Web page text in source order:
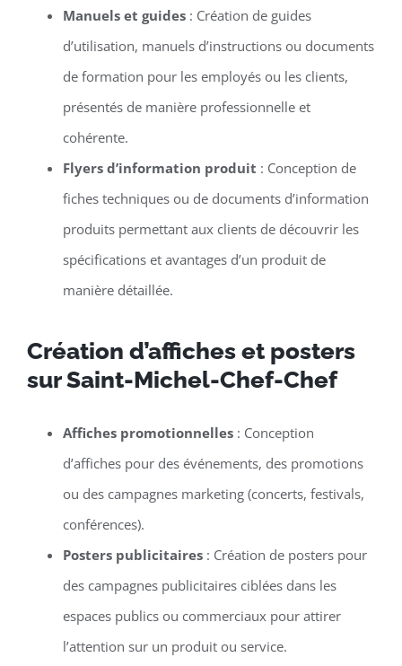
Manuels et guides: Création de guides
d’utilisation, manuels d’instructions ou documents
de formation pour les employés ou les clients,
présentés de manière professionnelle et
cohérente.
Flyers d’information produit : Conception de
fiches techniques ou de documents d’information
produits permettant aux clients de découvrir les
spécifications et avantages d’un produit de
manière détaillée.
Création d’affiches et posters
sur Saint-Michel-Chef-Chef
Affiches promotionnelles: Conception
d’affiches pour des événements, des promotions
ou des campagnes marketing (concerts, festivals,
conférences).
Posters publicitaires: Création de posters pour
des campagnes publicitaires ciblées dans les
espaces publics ou commerciaux pour attirer
l’attention sur un produit ou service.